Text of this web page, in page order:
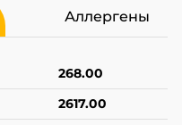
Аллергены
268.00
2617.00